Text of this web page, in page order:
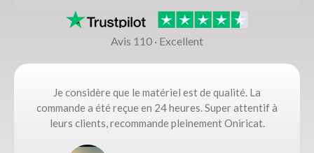
Avis 110 · Excellent
Je considère que le matériel est de qualité. La
commande a été reçue en 24 heures. Super attentif à
leurs clients, recommande pleinement Oniricat.